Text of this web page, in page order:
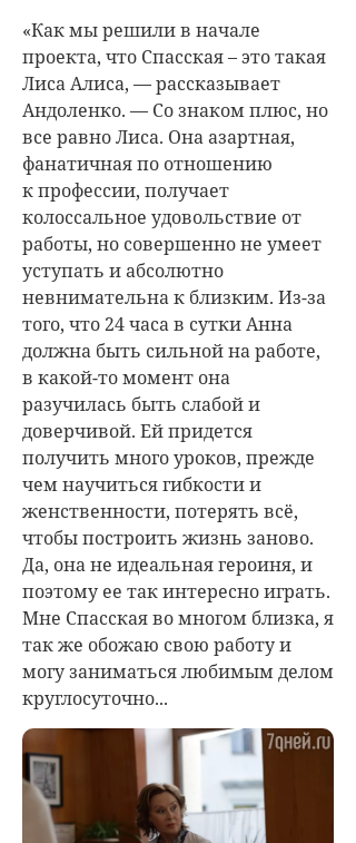
«Как мы решили в начале
проекта, что Спасская – это такая
Лиса Алиса, — рассказывает
Андоленко. — Со знаком плюс, но
все равно Лиса. Она азартная,
фанатичная по отношению
к профессии, получает
колоссальное удовольствие от
работы, но совершенно не умеет
уступать и абсолютно
невнимательна к близким. Из-за
того, что 24 часа в сутки Анна
должна быть сильной на работе,
в какой-то момент она
разучилась быть слабой и
доверчивой. Ей придется
получить много уроков, прежде
чем научиться гибкости и
женственности, потерять всё,
чтобы построить жизнь заново.
Да, она не идеальная героиня, и
поэтому ее так интересно играть.
Мне Спасская во многом близка, я
так же обожаю свою работу и
могу заниматься любимым делом
круглосуточно...